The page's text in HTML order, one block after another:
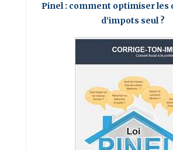
Pinel : comment optimiser les
d’impots seul ?